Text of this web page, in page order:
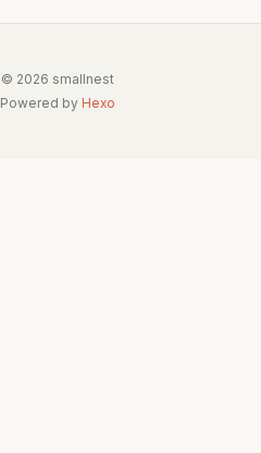
© 2026 smallnest
Powered by Hexo